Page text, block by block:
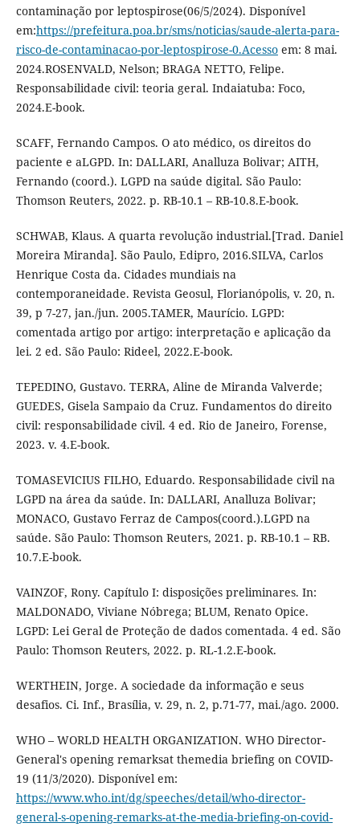
contaminação por leptospirose(06/5/2024). Disponível
em:https://prefeitura.poa.br/sms/noticias/saude-alerta-para-
risco-de-contaminacao-por-leptospirose-0.Acessoem: 8 mai.
2024.ROSENVALD, Nelson; BRAGA NETTO, Felipe.
Responsabilidade civil: teoria geral. Indaiatuba: Foco,
2024.E-book.
SCAFF, Fernando Campos. O ato médico, os direitos do
paciente e aLGPD. In: DALLARI, Analluza Bolivar; AITH,
Fernando (coord.). LGPD na saúde digital. São Paulo:
Thomson Reuters, 2022. p. RB-10.1 – RB-10.8.E-book.
SCHWAB, Klaus. A quarta revolução industrial.[Trad. Daniel
Moreira Miranda]. São Paulo, Edipro, 2016.SILVA, Carlos
Henrique Costa da. Cidades mundiais na
contemporaneidade. Revista Geosul, Florianópolis, v. 20, n.
39, p 7-27, jan./jun. 2005.TAMER, Maurício. LGPD:
comentada artigo por artigo: interpretação e aplicação da
lei. 2 ed. São Paulo: Rideel, 2022.E-book.
TEPEDINO, Gustavo. TERRA, Aline de Miranda Valverde;
GUEDES, Gisela Sampaio da Cruz. Fundamentos do direito
civil: responsabilidade civil. 4 ed. Rio de Janeiro, Forense,
2023. v. 4.E-book.
TOMASEVICIUS FILHO, Eduardo. Responsabilidade civil na
LGPD na área da saúde. In: DALLARI, Analluza Bolivar;
MONACO, Gustavo Ferraz de Campos(coord.).LGPD na
saúde. São Paulo: Thomson Reuters, 2021. p. RB-10.1 – RB.
10.7.E-book.
VAINZOF, Rony. Capítulo I: disposições preliminares. In:
MALDONADO, Viviane Nóbrega; BLUM, Renato Opice.
LGPD: Lei Geral de Proteção de dados comentada. 4 ed. São
Paulo: Thomson Reuters, 2022. p. RL-1.2.E-book.
WERTHEIN, Jorge. A sociedade da informação e seus
desafios. Ci. Inf., Brasília, v. 29, n. 2, p.71-77, mai./ago. 2000.
WHO – WORLD HEALTH ORGANIZATION. WHO Director-
General's opening remarksat themedia briefing on COVID-
19 (11/3/2020). Disponível em:
https://www.who.int/dg/speeches/detail/who-director-
general-s-opening-remarks-at-the-media-briefing-on-covid-